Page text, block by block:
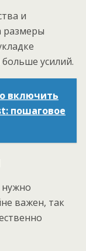
и
размеры
усилий.
включить
пошаговое
нужно
важен, так